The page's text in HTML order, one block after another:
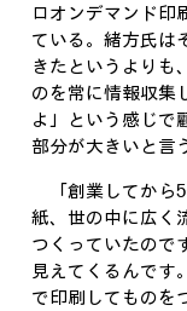
ロオンデマンド印
ている。緒方氏は
きたというよりも
のを常に情報収集
よ」という感じで
部分が大きいと言
「創業してから
紙、世の中に広く
つくっていたので
見えてくるんです
で印刷してものを